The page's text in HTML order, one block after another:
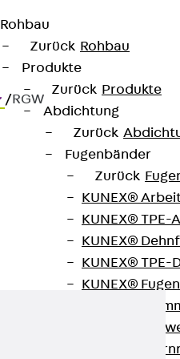
Rohbau
Zurück Rohbau
Produkte
Zurück Produkte
Abdichtung
Zurück
Fugenbänder
Zurück
KUNEX®
KUNEX®
KUNEX®
KUNEX®
KUNEX®
KUNEX®
KUNEX®
KUNEX®
/RGW